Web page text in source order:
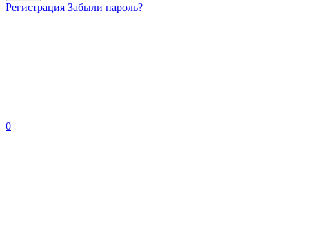
Регистрация Забыли пароль?
0